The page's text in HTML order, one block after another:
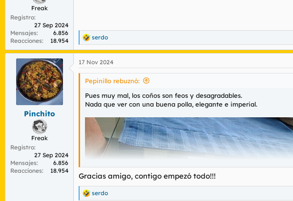
Freak
Registro
27 Sep 2024
Mensajes
6.856
Reacciones
18.954
R
e
a
c
c
serdo
Pinchito
Freak
Registro
27 Sep 2024
Mensajes
6.856
Reacciones
18.954
17 Nov 2024
Pepinillo rebuznó:
Pues muy mal, los coños son feos y desagradables.
Nada que ver con una buena polla, elegante e imperial.
Gracias amigo, contigo empezó todo!!!
R
serdo